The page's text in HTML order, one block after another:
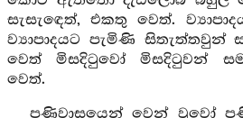
සැසැඳෙත්, එකතු වෙත්.
ව්‍යාපාදයට පැමිණි සිතැත්තවුන්
වෙත් මිසදිටුවෝ මිසදිටුවන්
වෙත්.
පණිවාසයෙන් වෙන් වූවෝ